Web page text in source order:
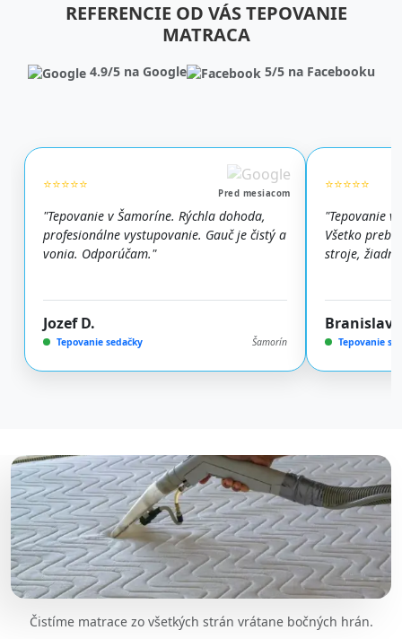
REFERENCIE OD VÁS TEPOVANIE
MATRACA
4.9/5 na Google 5/5 na Facebooku
Pred mesiacom
⭐⭐⭐⭐⭐
"Tepovanie v Šamoríne. Rýchla dohoda,
profesionálne vystupovanie. Gauč je čistý a
vonia. Odporúčam."
Jozef D.
Tepovanie sedačky Šamorín
⭐⭐⭐⭐⭐
"Tepovanie v
Všetko
stroje,
Branislav
Tepovanie
Čistíme matrace zo všetkých strán vrátane bočných hrán.